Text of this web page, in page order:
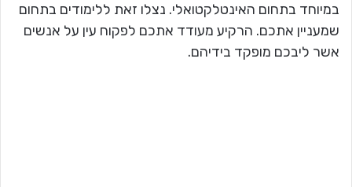
במיוחד בתחום האינטלקטואלי. נצלו זאת ללימודים בתחום
שמעניין אתכם. הרקיע מעודד אתכם לפקוח עין על אנשים
אשר ליבכם מופקד בידיהם.